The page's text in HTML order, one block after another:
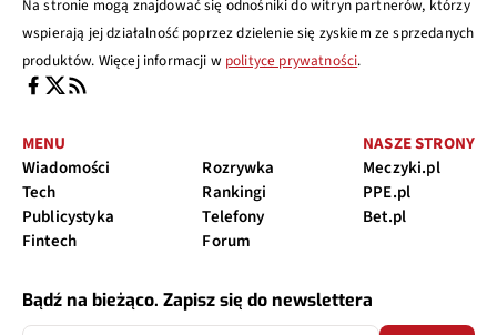
Na stronie mogą znajdować się odnośniki do witryn partnerów, którzy
wspierają jej działalność poprzez dzielenie się zyskiem ze sprzedanych
produktów. Więcej informacji w polityce prywatności.
MENU
Wiadomości
Tech
Publicystyka
Fintech
Rozrywka
Rankingi
Telefony
Forum
NASZE STRONY
Meczyki.pl
PPE.pl
Bet.pl
Bądź na bieżąco. Zapisz się do newslettera